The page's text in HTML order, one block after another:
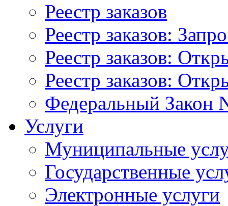
Реестр заказов
Реестр заказов:
Реестр заказов:
Реестр заказов:
Федеральный Закон
Услуги
Муниципальные
Государственные
Электронные услуги